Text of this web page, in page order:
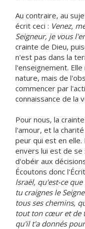
Au contraire, au
écrit ceci : Venez,
Seigneur, je vous
crainte de Dieu,
n'est pas dans la
l'enseignement.
nature, mais de
commencer par
connaissance de la
Pour nous, la
l'amour, et la
peur qui est en
envers lui est de
d'obéir aux
Écoutons donc
lsraël, qu'est-ce
tu craignes le
tous ses chemins,
tout ton cœur et de
qu'il t'a donnés